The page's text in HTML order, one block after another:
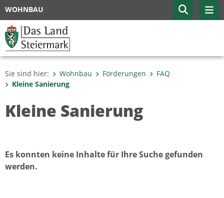
WOHNBAU
Sie sind hier: Wohnbau Förderungen
FAQ
Kleine Sanierung
Kleine Sanierung
Es konnten keine Inhalte für Ihre Suche gefunden
werden.